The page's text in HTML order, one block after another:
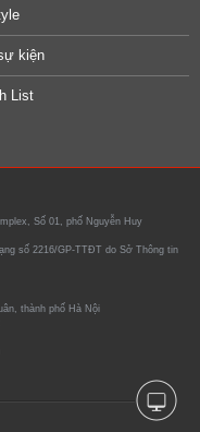
kiện
List
Số 01, phố Nguyễn Huy
số 2216/GP-TTĐT do Sở Thông tin
thành phố Hà Nội